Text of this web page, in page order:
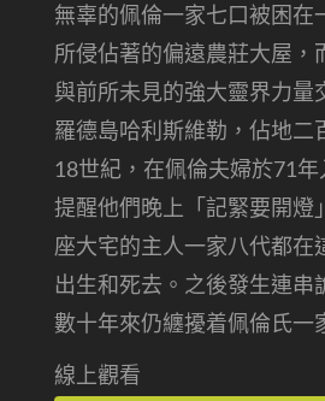
無辜的佩倫一家七口被困在
所侵佔著的偏遠農莊大屋，
與前所未見的強大靈界力量
羅德島哈利斯維勒，佔地二
18世紀，在佩倫夫婦於71
提醒他們晚上「記緊要開燈
座大宅的主人一家八代都在
出生和死去。之後發生連串
數十年來仍纏擾着佩倫氏一
線上觀看